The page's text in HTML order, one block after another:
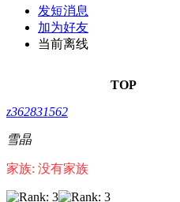
发短消息
加为好友
当前离线
TOP
z362831562
雪晶
家族: 没有家族